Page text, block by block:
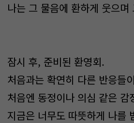
나는 그 물음에 환하게 웃으며
잠시 후, 준비된 환영회.
처음과는 확연히 다른 반응들
처음엔 동정이나 의심 같은 감
지금은 너무도 따뜻하게 나를